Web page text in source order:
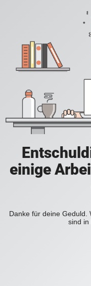
einige
Danke für deine Geduld.
sind in